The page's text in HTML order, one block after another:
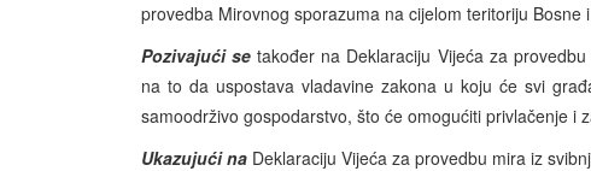
provedba Mirovnog sporazuma na cijelom teritoriju Bosne
Pozivajući se također na Deklaraciju Vijeća za
na to da uspostava vladavine zakona u koju će svi
samoodrživo gospodarstvo, što će omogućiti privlačenje i
Ukazujući na Deklaraciju Vijeća za provedbu mira iz